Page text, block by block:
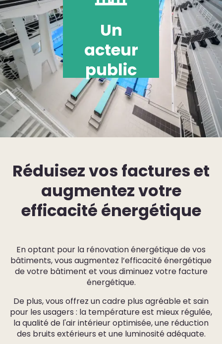
Un
acteur
public
Réduisez vos factures et
augmentez votre
efficacité énergétique
En optant pour la rénovation énergétique de vos
bâtiments, vous augmentez l’efficacité énergétique
de votre bâtiment et vous diminuez votre facture
énergétique.
De plus, vous offrez un cadre plus agréable et sain
pour les usagers : la température est mieux régulée,
la qualité de l'air intérieur optimisée, une réduction
des bruits extérieurs et une luminosité adéquate.